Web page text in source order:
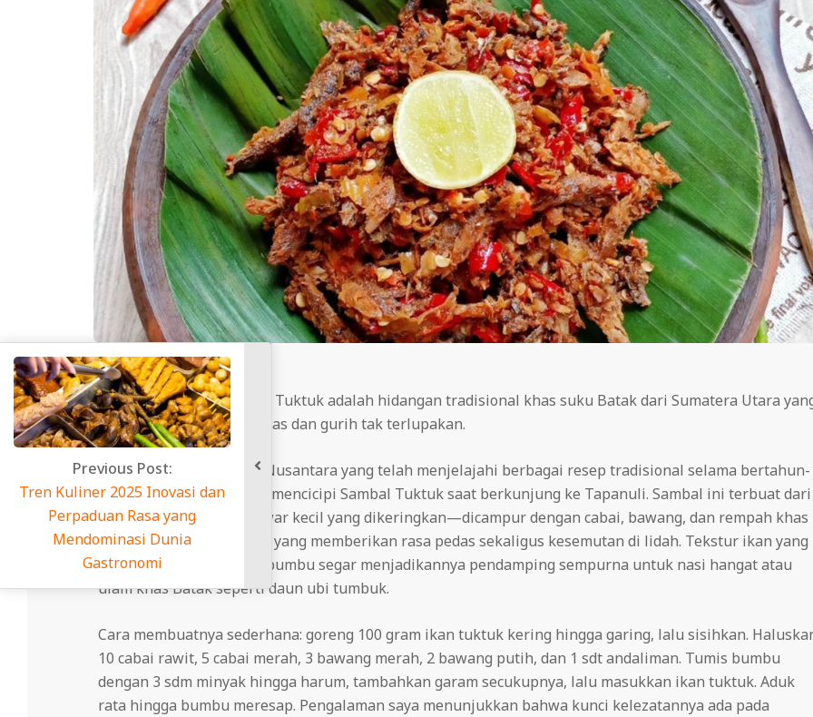
cheriscafe.com– Sambal Tuktuk adalah hidangan tradisional khas suku Batak dari Sumatera Utara
menawarkan sensasi pedas dan gurih tak terlupakan.
Sebagai pecinta kuliner Nusantara yang telah menjelajahi berbagai resep tradisional selama bertahun-
tahun, saya pertama kali mencicipi Sambal Tuktuk saat berkunjung ke Tapanuli. Sambal ini terbuat dari
ikan tuktuk—ikan air tawar kecil yang dikeringkan—dicampur dengan cabai, bawang, dan rempah khas
Batak seperti andaliman, yang memberikan rasa pedas sekaligus kesemutan di lidah. Tekstur ikan yang
renyah berpadu dengan bumbu segar menjadikannya pendamping sempurna untuk nasi hangat atau
ulam khas Batak seperti daun ubi tumbuk.
Cara membuatnya sederhana: goreng 100 gram ikan tuktuk kering hingga garing, lalu sisihkan.
10 cabai rawit, 5 cabai merah, 3 bawang merah, 2 bawang putih, dan 1 sdt andaliman. Tumis bumbu
dengan 3 sdm minyak hingga harum, tambahkan garam secukupnya, lalu masukkan ikan tuktuk. Aduk
rata hingga bumbu meresap. Pengalaman saya menunjukkan bahwa kunci kelezatannya ada pada
Previous Post:
Tren Kuliner 2025 Inovasi dan
Perpaduan Rasa yang
Mendominasi Dunia
Gastronomi